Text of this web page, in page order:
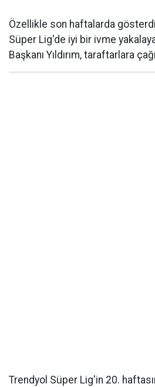
Özellikle son haftalarda
Süper Lig'de iyi bir ivme
Başkanı Yıldırım, taraftarlara
Trendyol Süper Lig'in 20.